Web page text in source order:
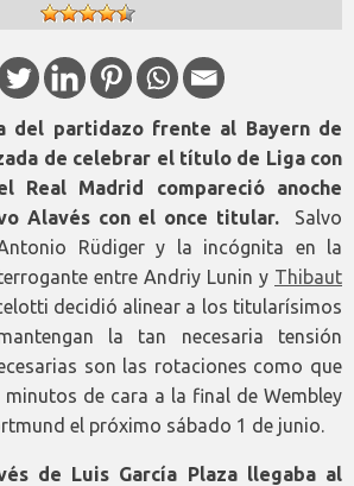
del partidazo frente al Bayern de
de celebrar el título de Liga con
Real Madrid compareció anoche
Alavés con el once titular. Salvo
Rüdiger y la incógnita en la
entre Andriy Lunin y Thibaut
decidió alinear a los titularísimos
la tan necesaria tensión
son las rotaciones como que
minutos de cara a la final de Wembley
el próximo sábado 1 de junio.
de Luis García Plaza llegaba al